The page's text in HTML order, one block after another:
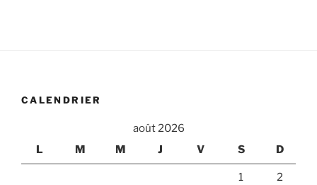
CALENDRIER
août 2026
L
M M J V S D
1 2